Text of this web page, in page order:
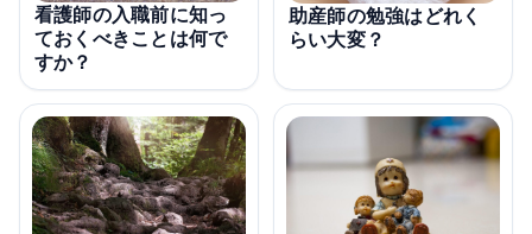
看護師の入職前に知っ
ておくべきことは何で
すか？
助産師の勉強はどれく
らい大変？